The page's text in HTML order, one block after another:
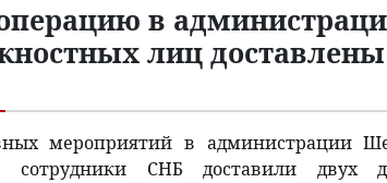
в
лиц
мероприятий в администрации
сотрудники СНБ доставили двух